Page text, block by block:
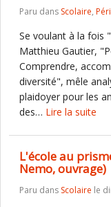
Paru dans Scolaire,
Se voulant à la fois
Matthieu Gautier,
Comprendre,
diversité", mêle
plaidoyer pour les
des… Lire la suite
L'école au
Nemo, ouvrage)
Paru dans Scolaire le